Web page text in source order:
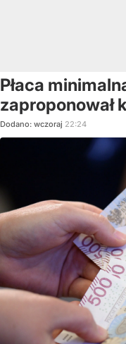
Płaca
zaproponował
Dodano: wczoraj 22:24